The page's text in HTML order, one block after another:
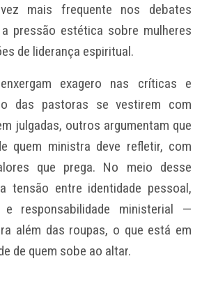
mais frequente nos debates
pressão estética sobre mulheres
de liderança espiritual.
exagero nas críticas e
das pastoras se vestirem com
julgadas, outros argumentam que
quem ministra deve refletir, com
que prega. No meio desse
tensão entre identidade pessoal,
e responsabilidade ministerial —
além das roupas, o que está em
de quem sobe ao altar.